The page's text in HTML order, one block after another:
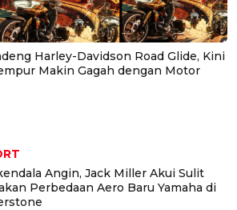
Harley-Davidson Road Glide, Kini
Makin Gagah dengan Motor
Angin, Jack Miller Akui Sulit
Perbedaan Aero Baru Yamaha di